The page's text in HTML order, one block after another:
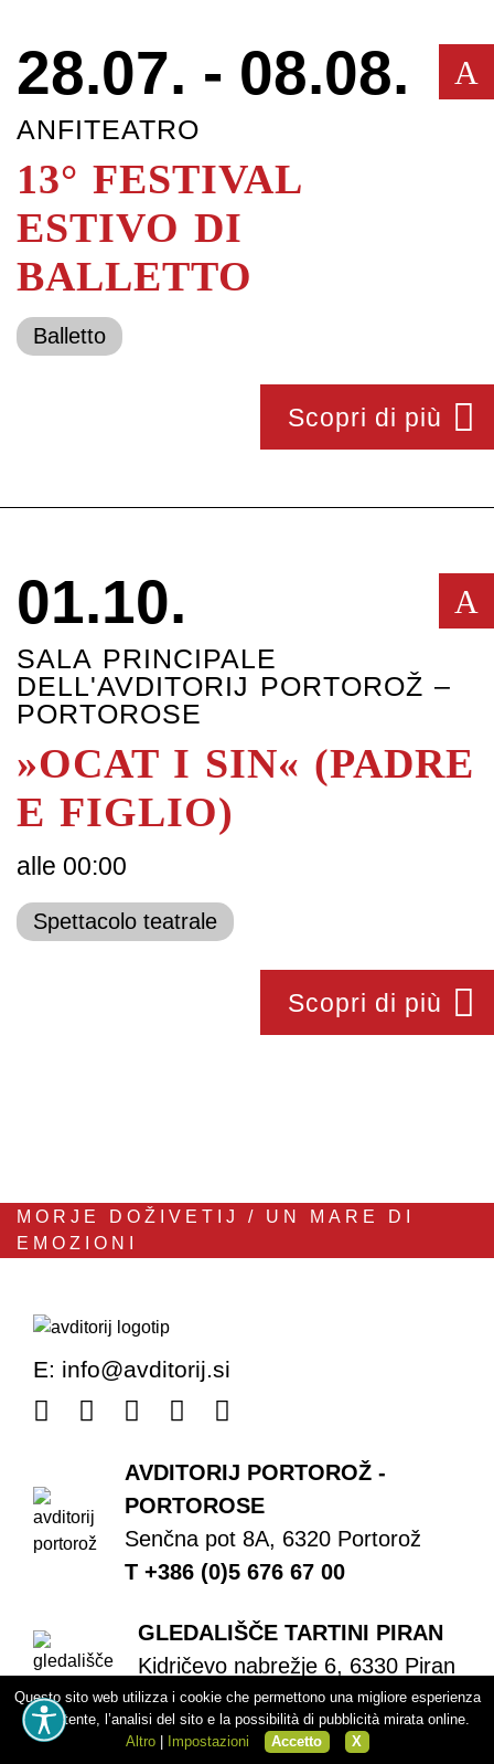
28.07. - 08.08. A
ANFITEATRO
13° FESTIVAL
ESTIVO DI
BALLETTO
Balletto
Scopri di più
01.10. A
SALA PRINCIPALE
DELL'AVDITORIJ PORTOROŽ –
PORTOROSE
»OCAT I SIN« (PADRE
E FIGLIO)
alle 00:00
Spettacolo teatrale
Scopri di più
MORJE DOŽIVETIJ / UN MARE DI
EMOZIONI
E: info@avditorij.si
AVDITORIJ PORTOROŽ -
PORTOROSE
Senčna pot 8A, 6320 Portorož
T +386 (0)5 676 67 00
GLEDALIŠČE TARTINI PIRAN
Kidričevo nabrežje 6, 6330 Piran
T +386 (0)5 676 67 00
Questo sito web utilizza i cookie che permettono una migliore esperienza
per l’utente, l’analisi del sito e la possibilità di pubblicità mirata online.
Altro| Impostazioni Accetto X